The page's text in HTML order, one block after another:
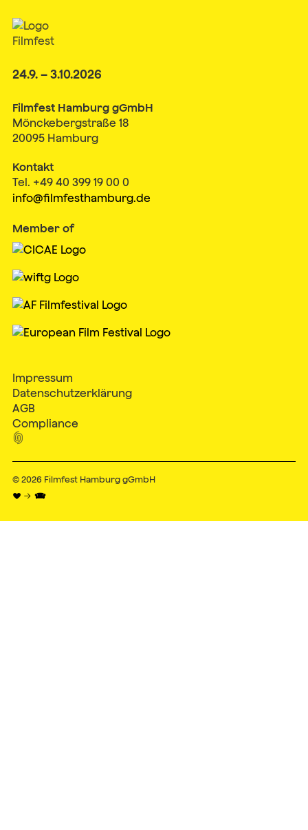
24.9. – 3.10.2026
Filmfest Hamburg gGmbH
Mönckebergstraße 18
20095 Hamburg
Kontakt
Tel. +49 40 399 19 00 0
info@filmfesthamburg.de
Member of
Impressum
Datenschutzerklärung
AGB
Compliance

© 2026 Filmfest Hamburg gGmbH
♥ → 